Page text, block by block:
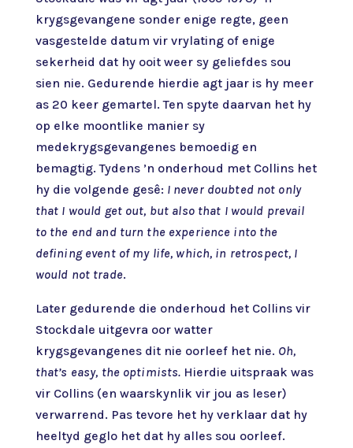
krygsgevangene sonder enige regte, geen
vasgestelde datum vir vrylating of enige
sekerheid dat hy ooit weer sy geliefdes sou
sien nie. Gedurende hierdie agt jaar is hy meer
as 20 keer gemartel. Ten spyte daarvan het hy
op elke moontlike manier sy
medekrygsgevangenes bemoedig en
bemagtig. Tydens ’n onderhoud met Collins het
hy die volgende gesê: I never doubted not only
that I would get out, but also that I would prevail
to the end and turn the experience into the
defining event of my life, which, in retrospect, I
would not trade.
Later gedurende die onderhoud het Collins vir
Stockdale uitgevra oor watter
krygsgevangenes dit nie oorleef het nie. Oh,
that’s easy, the optimists. Hierdie uitspraak was
vir Collins (en waarskynlik vir jou as leser)
verwarrend. Pas tevore het hy verklaar dat hy
heeltyd geglo het dat hy alles sou oorleef.